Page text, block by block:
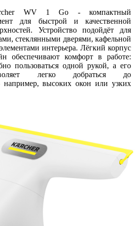
WV 1 Go - компактный
для быстрой и качественной
Устройство подойдёт для
стеклянными дверями, кафельной
интерьера. Лёгкий корпус
обеспечивают комфорт в работе:
пользоваться одной рукой, а его
легко добраться до
например, высоких окон или узких